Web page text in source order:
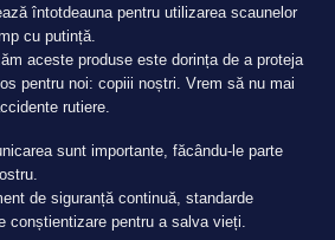
întotdeauna pentru utilizarea scaunelor
cu putință.
aceste produse este dorința de a proteja
pentru noi: copiii noștri. Vrem să nu mai
rutiere.
sunt importante, făcându-le parte
de siguranță continuă, standarde
conștientizare pentru a salva vieți.